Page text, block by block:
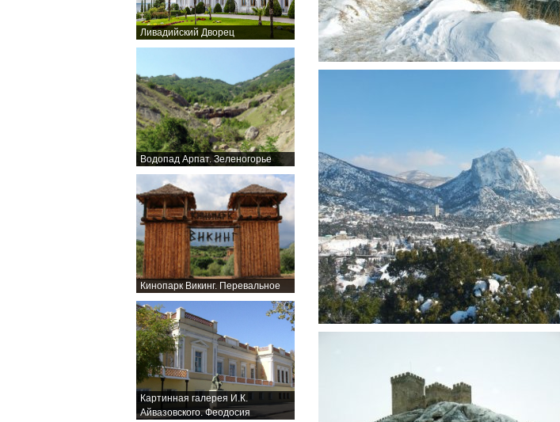
Ливадийский Дворец
Водопад Арпат. Зеленогорье
Кинопарк Викинг. Перевальное
Картинная галерея И.К.
Айвазовского. Феодосия